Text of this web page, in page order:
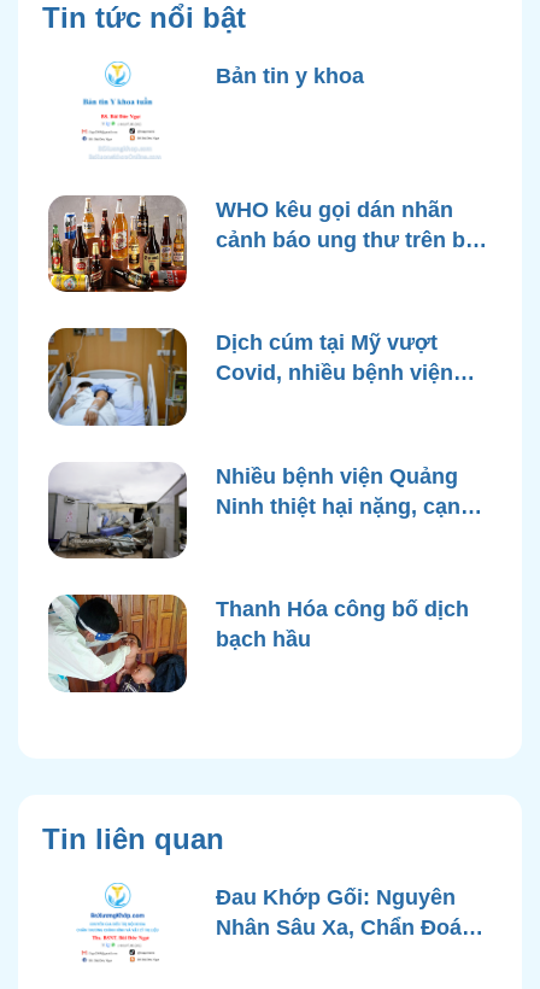
Tin tức nổi bật
Bản tin y khoa
WHO kêu gọi dán nhãn
cảnh báo ung thư trên bao
Dịch cúm tại Mỹ vượt
Covid, nhiều bệnh viện
Nhiều bệnh viện Quảng
Ninh thiệt hại nặng, cạn
Thanh Hóa công bố dịch
bạch hầu
Tin liên quan
Đau Khớp Gối: Nguyên
Nhân Sâu Xa, Chẩn Đoán